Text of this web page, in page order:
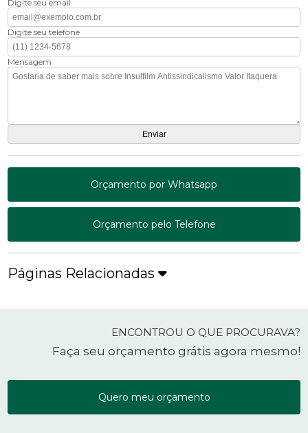
Digite seu email
Digite seu telefone
Mensagem
Orçamento por Whatsapp
Orçamento pelo Telefone
Páginas Relacionadas
ENCONTROU O QUE PROCURAVA?
Faça seu orçamento grátis agora mesmo!
Quero meu orçamento